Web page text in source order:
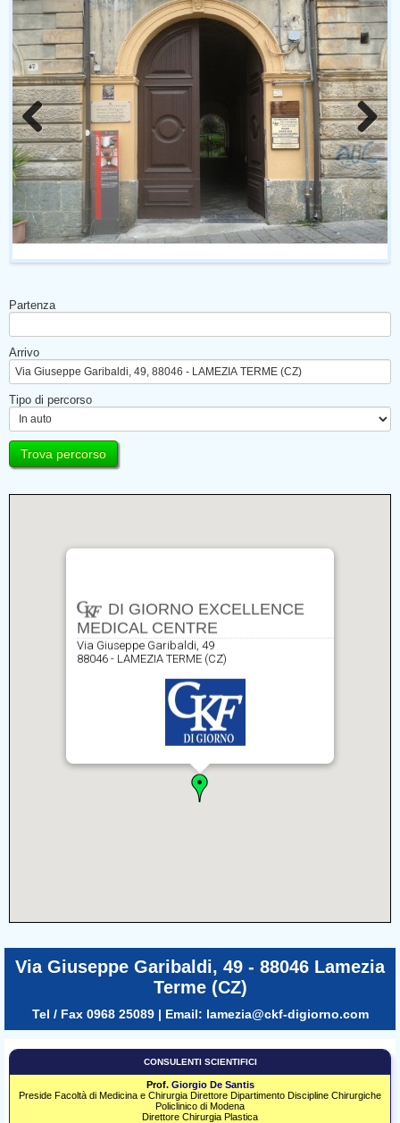
Previous Next
Partenza
Arrivo
Tipo di percorso
DI GIORNO EXCELLENCE
MEDICAL CENTRE
Via Giuseppe Garibaldi, 49
88046 - LAMEZIA TERME (CZ)
Via Giuseppe Garibaldi, 49 - 88046 Lamezia
Terme (CZ)
Tel / Fax 0968 25089 | Email: lamezia@ckf-digiorno.com
CONSULENTI SCIENTIFICI
Prof. Giorgio De Santis
Preside Facoltà di Medicina e Chirurgia Direttore Dipartimento Discipline Chirurgiche
Policlinico di Modena
Direttore Chirurgia Plastica